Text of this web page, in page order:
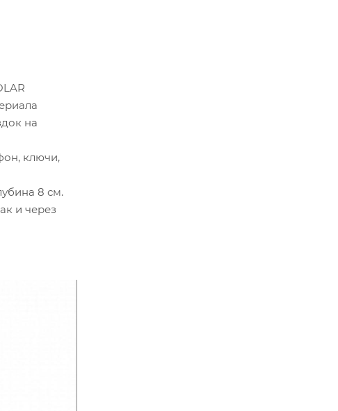
на
ключи,
8 см.
и через